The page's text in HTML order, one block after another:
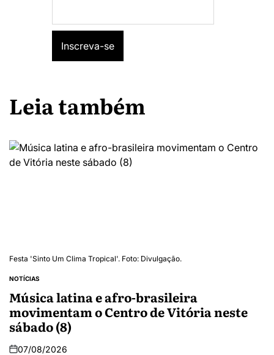
Leia também
Festa 'Sinto Um Clima Tropical'. Foto: Divulgação.
NOTÍCIAS
Música latina e afro-brasileira
movimentam o Centro de Vitória neste
sábado (8)
07/08/2026